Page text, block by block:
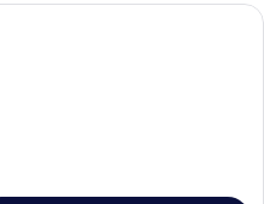
Una camera d'albergo con un letto,